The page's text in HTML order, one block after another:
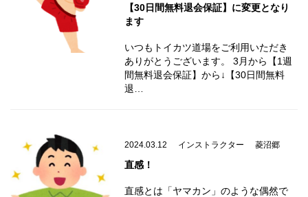
【30日間無料退会保証】に変更となり
ます
いつもトイカツ道場をご利用いただき
ありがとうございます。 3月から【1週
間無料退会保証】から↓【30日間無料
退…
2024.03.12 インストラクター 菱沼郷
直感！
直感とは「ヤマカン」のような偶然で